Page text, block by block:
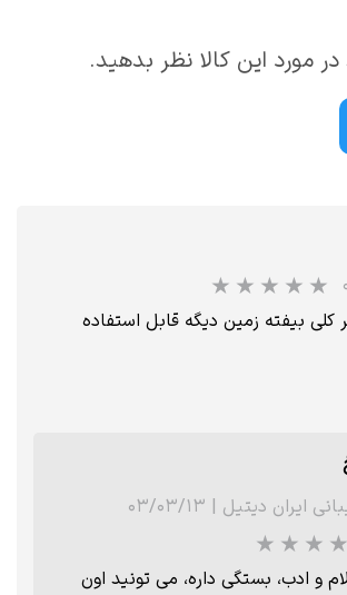
مورد این کالا نظر بدهید.
کلی بیفته زمین دیگه قابل استفاده
ایران دیتیل | ۰۳/۰۳/۱۳
و ادب، بستگی داره، می تونید اون